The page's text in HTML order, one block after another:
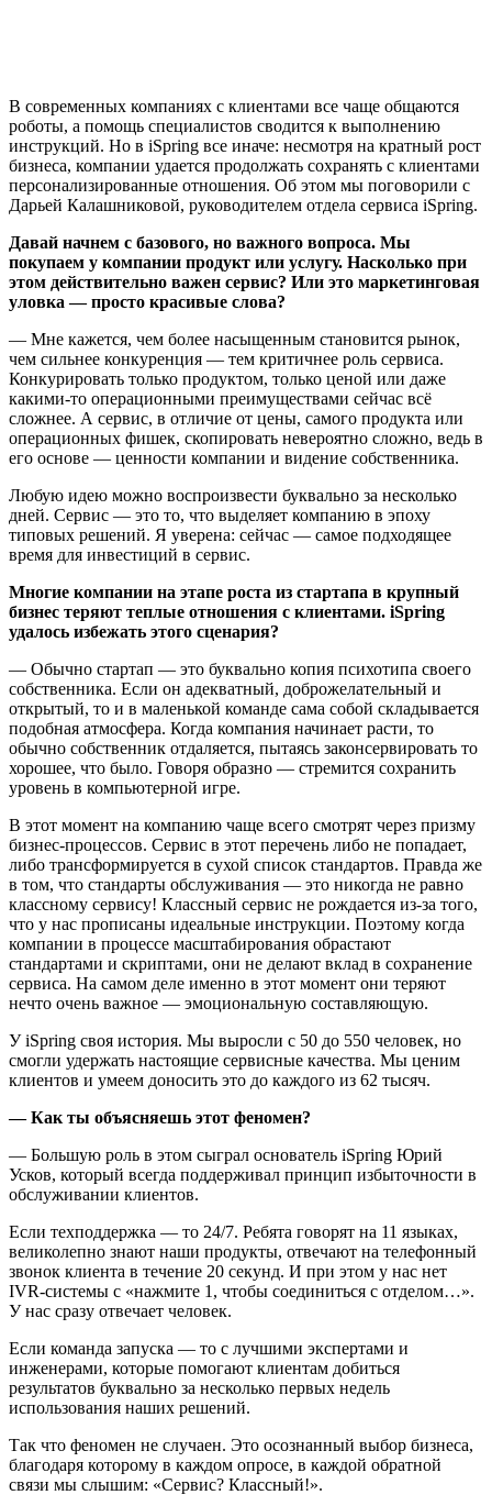
В современных компаниях с клиентами все чаще общаются
роботы, а помощь специалистов сводится к выполнению
инструкций. Но в iSpring все иначе: несмотря на кратный рост
бизнеса, компании удается продолжать сохранять с клиентами
персонализированные отношения. Об этом мы поговорили с
Дарьей Калашниковой, руководителем отдела сервиса iSpring.
Давай начнем с базового, но важного вопроса. Мы
покупаем у компании продукт или услугу. Насколько при
этом действительно важен сервис? Или это маркетинговая
уловка — просто красивые слова?
— Мне кажется, чем более насыщенным становится рынок,
чем сильнее конкуренция — тем критичнее роль сервиса.
Конкурировать только продуктом, только ценой или даже
какими-то операционными преимуществами сейчас всё
сложнее. А сервис, в отличие от цены, самого продукта или
операционных фишек, скопировать невероятно сложно, ведь в
его основе — ценности компании и видение собственника.
Любую идею можно воспроизвести буквально за несколько
дней. Сервис — это то, что выделяет компанию в эпоху
типовых решений. Я уверена: сейчас — самое подходящее
время для инвестиций в сервис.
Многие компании на этапе роста из стартапа в крупный
бизнес теряют теплые отношения с клиентами. iSpring
удалось избежать этого сценария?
— Обычно стартап — это буквально копия психотипа своего
собственника. Если он адекватный, доброжелательный и
открытый, то и в маленькой команде сама собой складывается
подобная атмосфера. Когда компания начинает расти, то
обычно собственник отдаляется, пытаясь законсервировать то
хорошее, что было. Говоря образно — стремится сохранить
уровень в компьютерной игре.
В этот момент на компанию чаще всего смотрят через призму
бизнес-процессов. Сервис в этот перечень либо не попадает,
либо трансформируется в сухой список стандартов. Правда же
в том, что стандарты обслуживания — это никогда не равно
классному сервису! Классный сервис не рождается из-за того,
что у нас прописаны идеальные инструкции. Поэтому когда
компании в процессе масштабирования обрастают
стандартами и скриптами, они не делают вклад в сохранение
сервиса. На самом деле именно в этот момент они теряют
нечто очень важное — эмоциональную составляющую.
У iSpring своя история. Мы выросли с 50 до 550 человек, но
смогли удержать настоящие сервисные качества. Мы ценим
клиентов и умеем доносить это до каждого из 62 тысяч.
— Как ты объясняешь этот феномен?
— Большую роль в этом сыграл основатель iSpring Юрий
Усков, который всегда поддерживал принцип избыточности в
обслуживании клиентов.
Если техподдержка — то 24/7. Ребята говорят на 11 языках,
великолепно знают наши продукты, отвечают на телефонный
звонок клиента в течение 20 секунд. И при этом у нас нет
IVR-системы с «нажмите 1, чтобы соединиться с отделом…».
У нас сразу отвечает человек.
Если команда запуска — то с лучшими экспертами и
инженерами, которые помогают клиентам добиться
результатов буквально за несколько первых недель
использования наших решений.
Так что феномен не случаен. Это осознанный выбор бизнеса,
благодаря которому в каждом опросе, в каждой обратной
связи мы слышим: «Сервис? Классный!».